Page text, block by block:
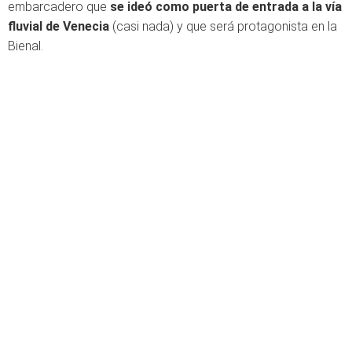
embarcadero que se ideó como puerta de entrada a la vía
fluvial de Venecia (casi nada) y que será protagonista en la
Bienal.